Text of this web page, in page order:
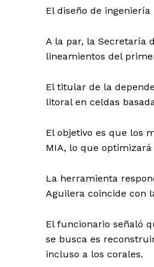
El diseño de
A la par, la Secretaría
lineamientos del
El titular de la
litoral en celdas
El objetivo es que los
MIA, lo que
La herramienta
Aguilera coincide con
El funcionario señaló
se busca es
incluso a los corales.